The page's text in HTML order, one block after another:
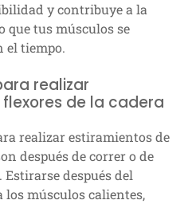
y contribuye a la
que tus músculos se
el tiempo.
realizar
de la cadera
realizar estiramientos de
después de correr o de
después del
músculos calientes,